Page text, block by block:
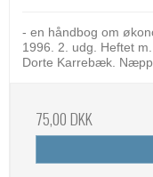
- en håndbog om
1996. 2. udg. Heftet
Dorte Karrebæk.
75,00 DKK